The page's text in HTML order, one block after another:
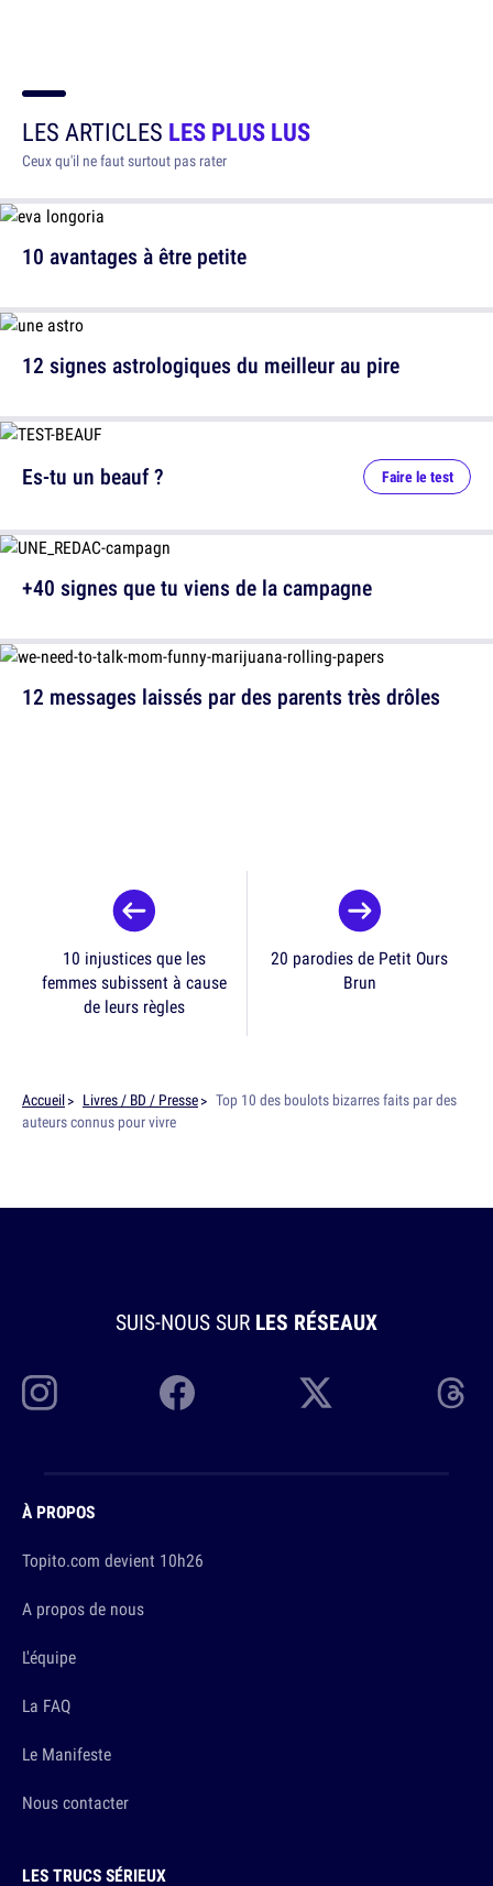
LES ARTICLES LES PLUS LUS
Ceux qu'il ne faut surtout pas rater
10 avantages à être petite
12 signes astrologiques du meilleur au pire
12 messages laissés par des parents très drôles
Es-tu un beauf ? Faire le test
+40 signes que tu viens de la campagne
10 injustices que les
femmes subissent à cause
de leurs règles
20 parodies de Petit Ours
Brun
Accueil Livres / BD / Presse
Top 10 des boulots bizarres faits par des
auteurs connus pour vivre
SUIS-NOUS SUR LES RÉSEAUX
À PROPOS
Topito.com devient 10h26
A propos de nous
L'équipe
La FAQ
Le Manifeste
Nous contacter
LES TRUCS SÉRIEUX